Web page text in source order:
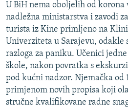
TV LIBERTY
POST SCRIPTUM
MOJA EVROPA
TRI DECENIJE OD RATA U BIH
SVE KARTE DEJTONA
NASTANAK I RASPAD JUGOSLAVIJE
Sve RFE/RL stranice
U BiH nema oboljelih od korona
nadležna ministarstva i zavodi
turista iz Kine primljeno na
Univerziteta u Sarajevu, odakle
razloga za paniku. Učenici
škole, nakon povratka s
pod kućni nadzor. Njemačka od
primjenom novih propisa koji
stručne kvalifikovane radne